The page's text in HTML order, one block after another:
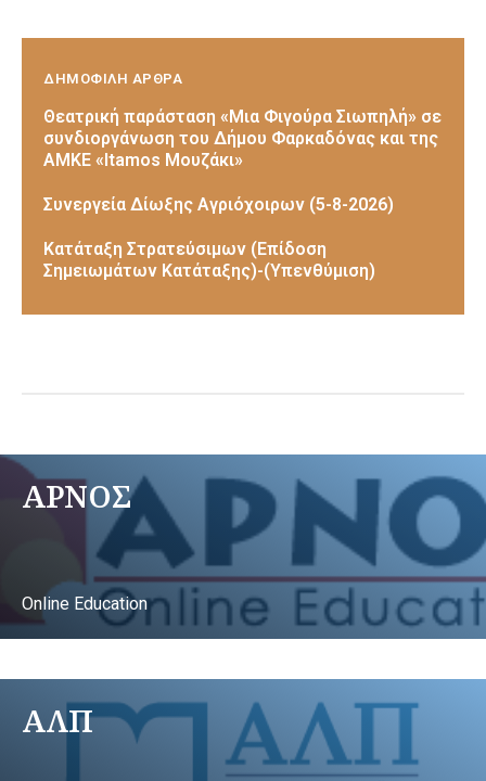
ΔΗΜΟΦΙΛΗ ΑΡΘΡΑ
Θεατρική παράσταση «Μια Φιγούρα Σιωπηλή» σε
συνδιοργάνωση του Δήμου Φαρκαδόνας και της
ΑΜΚΕ «Itamos Μουζάκι»
Συνεργεία Δίωξης Αγριόχοιρων (5-8-2026)
Κατάταξη Στρατεύσιμων (Επίδοση
Σημειωμάτων Κατάταξης)-(Υπενθύμιση)
ΑΡΝΟΣ
Online Education
ΑΛΠ